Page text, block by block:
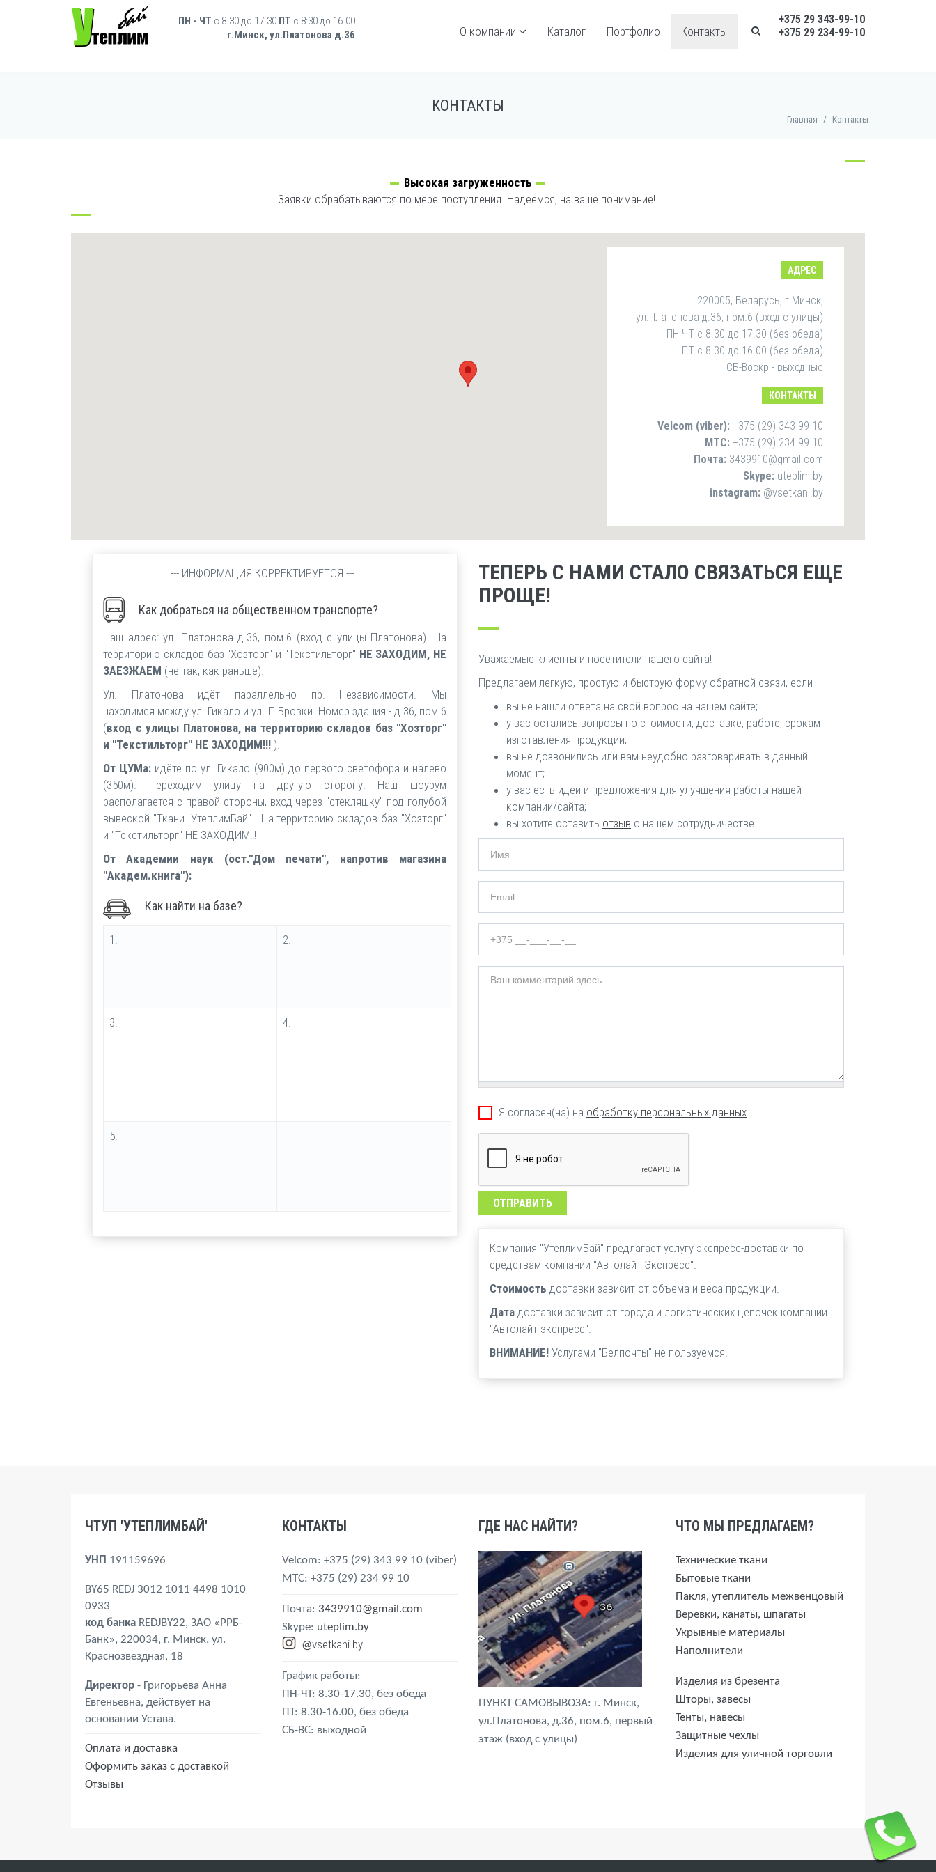
Перейти к основному содержанию
ПН - ЧТ с 8.30 до 17.30 ПТ c 8:30 до 16.00
г.Минск, ул.Платонова д.36
Форма поиска
О компании Каталог Портфолио Контакты
+375 29 343-99-10
+375 29 234-99-10
КОНТАКТЫ
Главная / Контакты
Высокая загруженность
Заявки обрабатываются по мере поступления. Надеемся, на ваше понимание!
АДРЕС
220005, Беларусь, г.Минск,
ул.Платонова д.36, пом.6 (вход с улицы)
ПН-ЧТ с 8.30 до 17.30 (без обеда)
ПТ с 8.30 до 16.00 (без обеда)
СБ-Воскр - выходные
КОНТАКТЫ
Velcom (viber): +375 (29) 343 99 10
MTС: +375 (29) 234 99 10
Почта: 3439910@gmail.com
Skype: uteplim.by
instagram: @vsetkani.by
--- ИНФОРМАЦИЯ КОРРЕКТИРУЕТСЯ ---
Как добраться на общественном транспорте?
Наш адрес: ул. Платонова д.36, пом.6 (вход с улицы Платонова). На
территорию складов баз "Хозторг" и "Текстильторг" НЕ ЗАХОДИМ, НЕ
ЗАЕЗЖАЕМ (не так, как раньше).
Ул. Платонова идёт параллельно пр. Независимости. Мы
находимся между ул. Гикало и ул. П.Бровки. Номер здания - д.36, пом.6
(вход с улицы Платонова, на территорию складов баз "Хозторг"
и "Текстильторг" НЕ ЗАХОДИМ!!! ).
От ЦУМа: идёте по ул. Гикало (900м) до первого светофора и налево
(350м). Переходим улицу на другую сторону. Наш шоурум
располагается с правой стороны, вход через "стекляшку" под голубой
вывеской "Ткани. УтеплимБай". На территорию складов баз "Хозторг"
и "Текстильторг" НЕ ЗАХОДИМ!!!
От Академии наук (ост."Дом печати", напротив магазина
"Академ.книга"):
Как найти на базе?
1. 2.
3. 4.
5.
ТЕПЕРЬ С НАМИ СТАЛО СВЯЗАТЬСЯ ЕЩЕ
ПРОЩЕ!
Уважаемые клиенты и посетители нашего сайта!
Предлагаем легкую, простую и быструю форму обратной связи, если
вы не нашли ответа на свой вопрос на нашем сайте;
у вас остались вопросы по стоимости, доставке, работе, срокам
изготавления продукции;
вы не дозвонились или вам неудобно разговаривать в данный
момент;
у вас есть идеи и предложения для улучшения работы нашей
компании/сайта;
вы хотите оставить отзыв о нашем сотрудничестве.
Комментарий
Обработка данных
*
ok
Я согласен(на) на обработку персональных данных.
Компания "УтеплимБай" предлагает услугу экспресс-доставки по
средствам компании "Автолайт-Экспресс".
Стоимость доставки зависит от объема и веса продукции.
Дата доставки зависит от города и логистических цепочек компании
"Автолайт-экспресс".
ВНИМАНИЕ! Услугами "Белпочты" не пользуемся.
ЧТУП 'УТЕПЛИМБАЙ'
УНП 191159696
BY65 REDJ 3012 1011 4498 1010
0933
код банка REDJBY22, ЗАО «РРБ-
Банк», 220034, г. Минск, ул.
Краснозвездная, 18
Директор - Григорьева Анна
Евгеньевна, действует на
основании Устава.
Оплата и доставка
Оформить заказ с доставкой
Отзывы
КОНТАКТЫ
Velcom: +375 (29) 343 99 10 (viber)
MTС: +375 (29) 234 99 10
Почта: 3439910@gmail.com
Skype: uteplim.by
@vsetkani.by
График работы:
ПН-ЧТ: 8.30-17.30, без обеда
ПТ: 8.30-16.00, без обеда
СБ-ВС: выходной
ГДЕ НАС НАЙТИ?
ПУНКТ САМОВЫВОЗА: г. Минск,
ул.Платонова, д.36, пом.6, первый
этаж (вход с улицы)
ЧТО МЫ ПРЕДЛАГАЕМ?
Технические ткани
Бытовые ткани
Пакля, утеплитель межвенцовый
Веревки, канаты, шпагаты
Укрывные материалы
Наполнители
Изделия из брезента
Шторы, завесы
Тенты, навесы
Защитные чехлы
Изделия для уличной торговли